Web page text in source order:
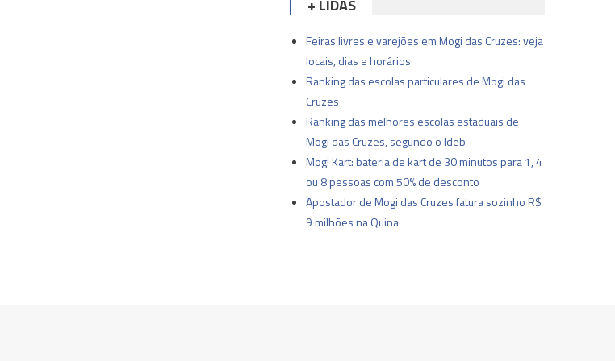
+ LIDAS
Feiras livres e varejões em Mogi das Cruzes: veja
locais, dias e horários
Ranking das escolas particulares de Mogi das
Cruzes
Ranking das melhores escolas estaduais de
Mogi das Cruzes, segundo o Ideb
Mogi Kart: bateria de kart de 30 minutos para 1, 4
ou 8 pessoas com 50% de desconto
Apostador de Mogi das Cruzes fatura sozinho R$
9 milhões na Quina